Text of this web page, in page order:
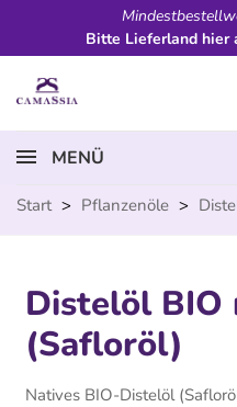
Bitte Lieferland hier
MENÜ
Start > Pflanzenöle >
Distelöl BIO
(Safloröl)
Natives BIO-Distelöl